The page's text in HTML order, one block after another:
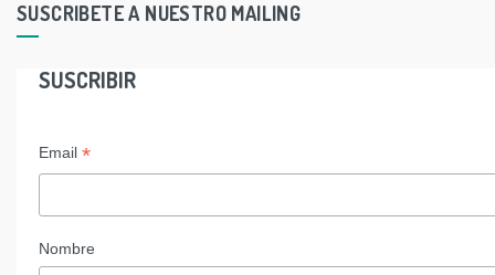
SUSCRIBETE A NUESTRO MAILING
SUSCRIBIR
Email *
Nombre